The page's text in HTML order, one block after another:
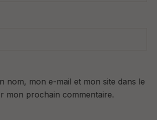
nom, mon e-mail et mon site dans le
mon prochain commentaire.